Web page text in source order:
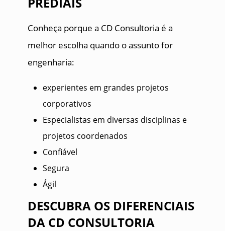
Conheça porque a CD Consultoria é a
melhor escolha quando o assunto for
engenharia:
experientes em grandes projetos
corporativos
Especialistas em diversas disciplinas e
projetos coordenados
Confiável
Segura
Ágil
DESCUBRA OS DIFERENCIAIS
DA CD CONSULTORIA